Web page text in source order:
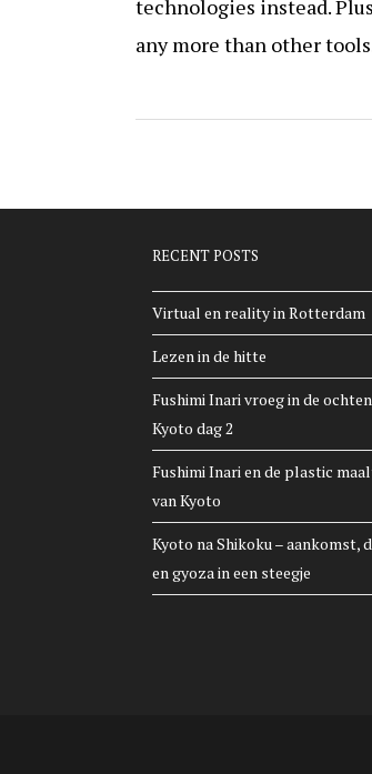
technologies instead.
any more than other
RECENT POSTS
Virtual en reality in Rotterdam
Lezen in de hitte
Fushimi Inari vroeg in de
Kyoto dag 2
Fushimi Inari en de plastic
van Kyoto
Kyoto na Shikoku – aankomst,
en gyoza in een steegje